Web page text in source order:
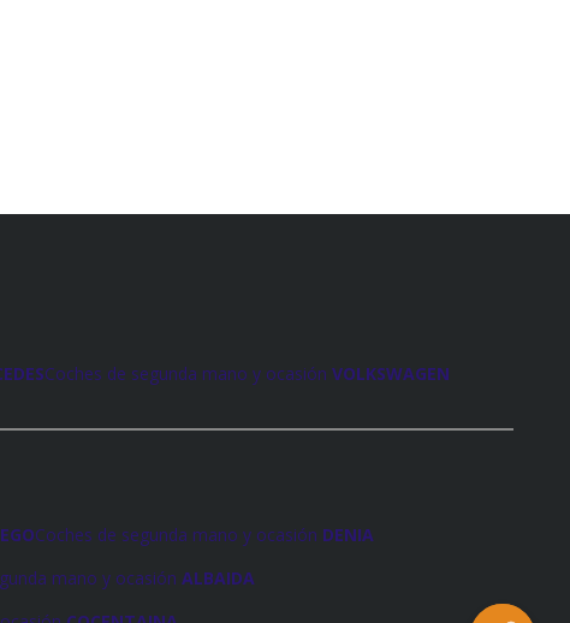
Coches de segunda mano y ocasión VOLKSWAGEN
Coches de segunda mano y ocasión DENIA
mano y ocasión ALBAIDA